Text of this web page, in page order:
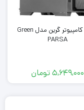
کیس کامپیوتر گرین مدل Green
PARSA
5,649,000تومان